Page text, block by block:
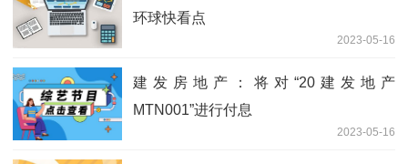
环球快看点
2023-05-16
建发房地产：将对“20建发地产
MTN001”进行付息
2023-05-16